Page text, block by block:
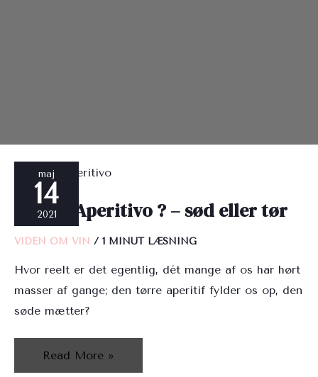
maj
14
2021
Do You Aperitivo ? – sød eller tør
VIDEN OM VIN / 1 MINUT LÆSNING
Hvor reelt er det egentlig, dét mange af os har hørt
masser af gange; den tørre aperitif fylder os op, den
søde mætter?
Do
You
Aperitivo
sød
eller
tør
Read More »